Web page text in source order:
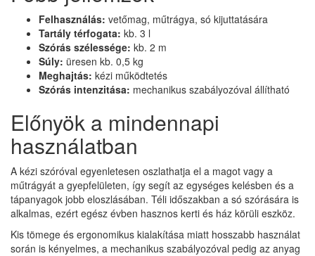
Felhasználás: vetőmag, műtrágya, só kijuttatására
Tartály térfogata: kb. 3 l
Szórás szélessége: kb. 2 m
Súly: üresen kb. 0,5 kg
Meghajtás: kézi működtetés
Szórás intenzitása: mechanikus szabályozóval állítható
Előnyök a mindennapi
használatban
A kézi szóróval egyenletesen oszlathatja el a magot vagy a
műtrágyát a gyepfelületen, így segít az egységes kelésben és a
tápanyagok jobb eloszlásában. Téli időszakban a só szórására is
alkalmas, ezért egész évben hasznos kerti és ház körüli eszköz.
Kis tömege és ergonomikus kialakítása miatt hosszabb használat
során is kényelmes, a mechanikus szabályozóval pedig az anyag